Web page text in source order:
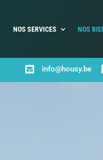
NOS SERVICES NOS
 info@housy.be